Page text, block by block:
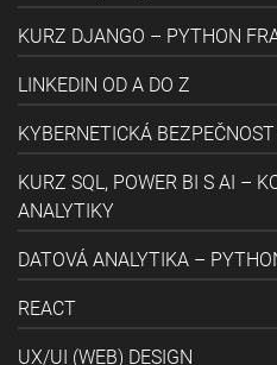
KURZ DJANGO – PYTHON
LINKEDIN OD A DO Z
KYBERNETICKÁ
KURZ SQL, POWER BI S AI –
ANALYTIKY
DATOVÁ ANALYTIKA –
REACT
UX/UI (WEB) DESIGN